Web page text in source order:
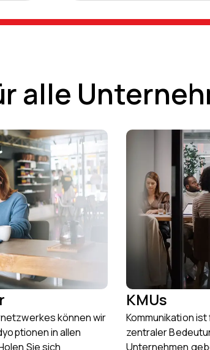
alle
können wir
in allen
Sie sich
KMUs
Kommunikation
zentraler
Unternehmen